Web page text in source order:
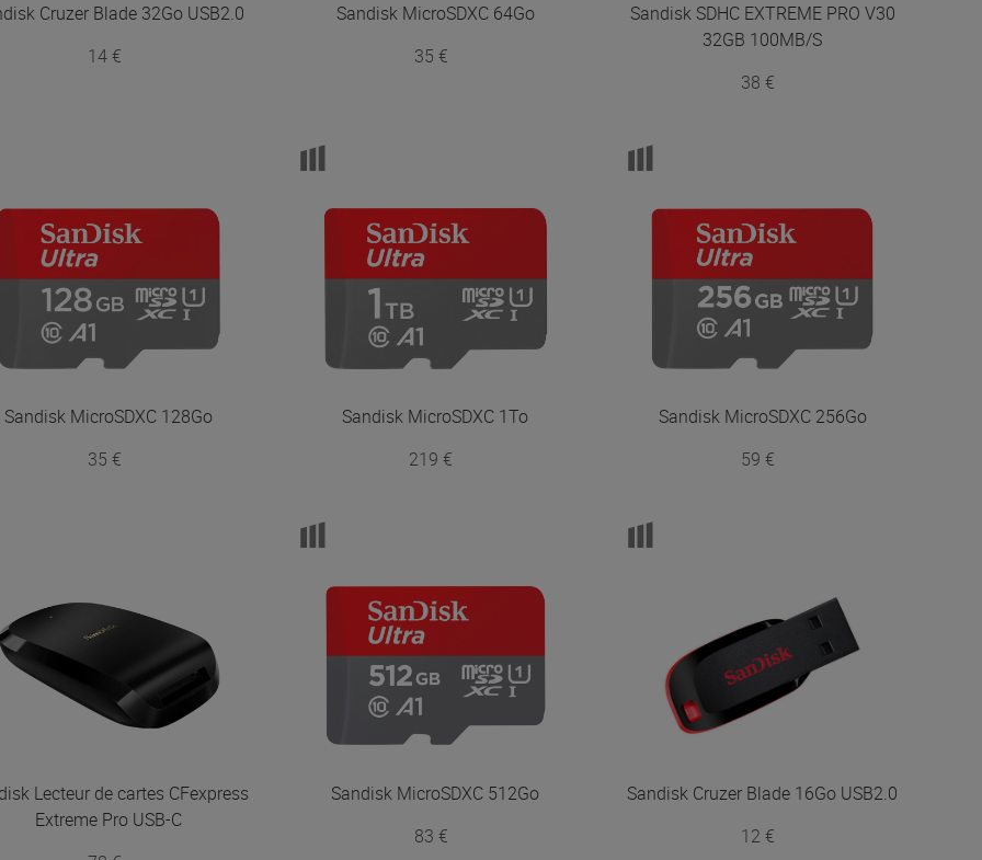
Cruzer Blade 32Go USB2.0
14 €
Sandisk MicroSDXC 64Go
35 €
SandiskSDHC EXTREME PRO V30
32GB 100MB/S
38 €
Sandisk MicroSDXC 128Go
35 €
Sandisk MicroSDXC 1To
219 €
Sandisk MicroSDXC 256Go
59 €
Lecteur de cartes CFexpress
Extreme Pro USB-C
Sandisk MicroSDXC 512Go
83 €
Sandisk Cruzer Blade 16Go USB2.0
12 €